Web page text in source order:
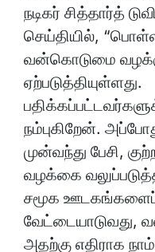
நடிகர் சித்தார்த்
செய்தியில்,
வன்கொடுமை
ஏற்படுத்தியுள்ளது.
நம்புகிறேன்.
முன்வந்து பேசி,
வழக்கை வலுப்படுத்த
சமூக
வேட்டையாடுவது,
அதற்கு எதிராக நாம்